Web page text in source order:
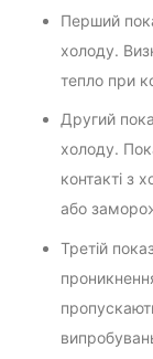
Перший
холоду.
тепло при
Другий
холоду.
контакті з
або
Третій